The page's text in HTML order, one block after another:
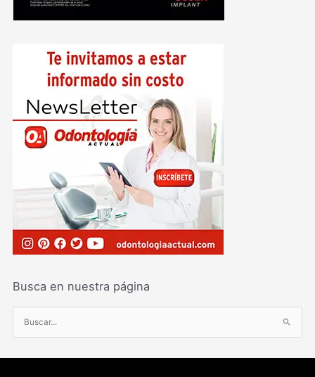
Busca en nuestra página
u
s